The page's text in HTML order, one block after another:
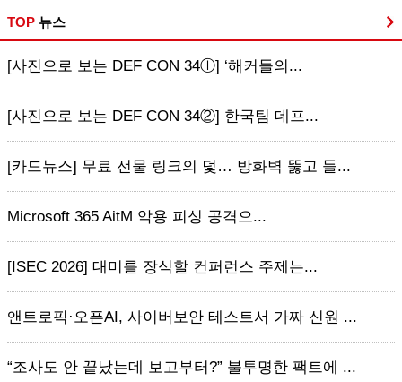
TOP 뉴스
[사진으로 보는 DEF CON 34ⓛ] ‘해커들의...
[사진으로 보는 DEF CON 34②] 한국팀 데프...
[카드뉴스] 무료 선물 링크의 덫… 방화벽 뚫고 들...
Microsoft 365 AitM 악용 피싱 공격으...
[ISEC 2026] 대미를 장식할 컨퍼런스 주제는...
앤트로픽·오픈AI, 사이버보안 테스트서 가짜 신원 ...
“조사도 안 끝났는데 보고부터?” 불투명한 팩트에 ...